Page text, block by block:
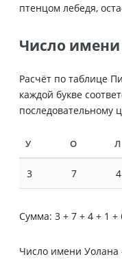
птенцом лебедя,
Число
Расчёт по таблице
каждой букве
последовательному
У О Л
3 7 4
Сумма: 3 + 7 + 4 + 1 +
Число имени